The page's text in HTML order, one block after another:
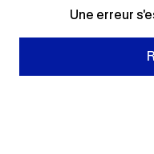
Une erreur